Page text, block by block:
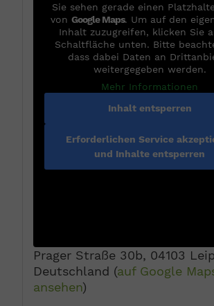
Sie sehen gerade einen
von Google Maps. Um auf den
Inhalt zuzugreifen, klicken Sie
Schaltfläche unten. Bitte
dass dabei Daten an
weitergegeben werden.
Mehr Informationen
Inhalt entsperren
Erforderlichen Service
und Inhalte entsperren
Prager Straße 30b, 04103
Deutschland (auf Google
ansehen)